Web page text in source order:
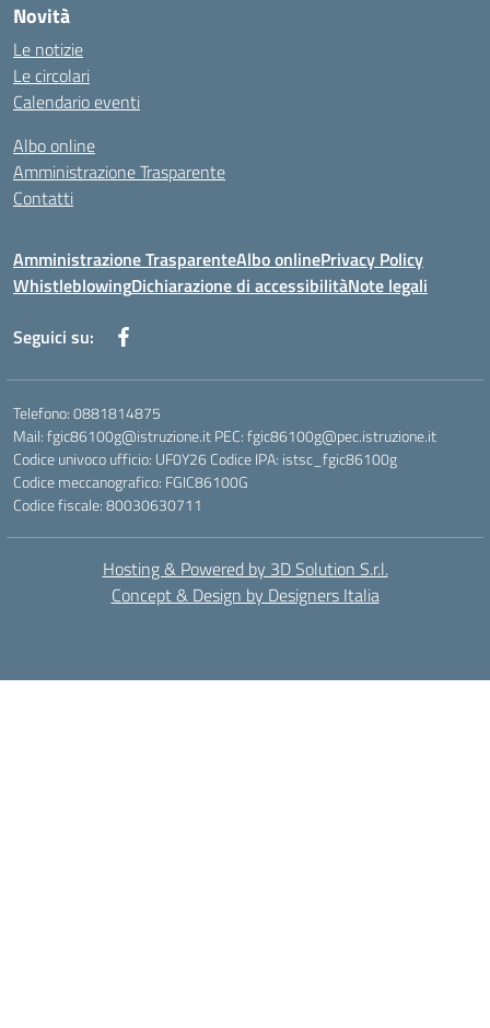
Novità
Le notizie
Le circolari
Calendario eventi
Albo online
Amministrazione Trasparente
Contatti
Amministrazione TrasparenteAlbo onlinePrivacy Policy
WhistleblowingDichiarazione di accessibilitàNote legali
Seguici su:
Telefono: 0881814875
Mail: fgic86100g@istruzione.it PEC: fgic86100g@pec.istruzione.it
Codice univoco ufficio: UF0Y26 Codice IPA: istsc_fgic86100g
Codice meccanografico: FGIC86100G
Codice fiscale: 80030630711
Hosting & Powered by 3D Solution S.r.l.
Concept & Design by Designers Italia